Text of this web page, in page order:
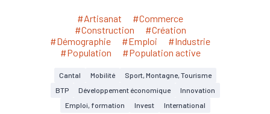
#Artisanat
#Commerce
#Construction
#Création
#Démographie
#Emploi
#Industrie
#Population
#Population active
Cantal Mobilité
Sport, Montagne, Tourisme
BTP
Développement économique
Innovation
Emploi, formation
Invest International